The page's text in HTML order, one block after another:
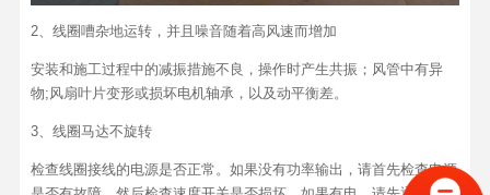
2、线圈嘈杂地运转，并且噪音随着高风速而增加
安装和施工过程中的减振措施不良，操作时产生共振；风管中有异
物;风扇叶片变形或损坏电机轴承，以及动平衡差。
3、线圈马达不旋转
检查线圈接线的电源是否正常。如果没有功率输出，请首先检查电源